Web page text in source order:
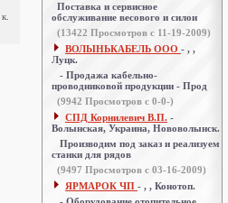
Поставка и сервисное
обслуживание весового и силои
(13422 Просмотров с 11-19-2009)
ВОЛЫНЬКАБЕЛЬ ООО - , ,
Луцк.
- Продажа кабельно-
проводниковой продукции - Прод
(9942 Просмотров с 0-0-)
СПД Корнилевич В.П. -
Волынская, Украина, Нововолынск.
Производим под заказ и реализуем
станки для рядов
(9497 Просмотров с 03-16-2009)
ЯРМАРОК ЧП - , , Конотоп.